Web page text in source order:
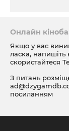
Онлайн
Якщо у вас
ласка, напишіть
скористайтеся
З питань
посиланням